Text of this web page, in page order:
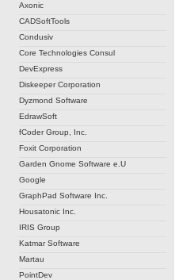
Axonic
CADSoftTools
Condusiv
Core Technologies Consul
DevExpress
Diskeeper Corporation
Dyzmond Software
EdrawSoft
fCoder Group, Inc.
Foxit Corporation
Garden Gnome Software e.U
Google
GraphPad Software Inc.
Housatonic Inc.
IRIS Group
Katmar Software
Martau
PointDev